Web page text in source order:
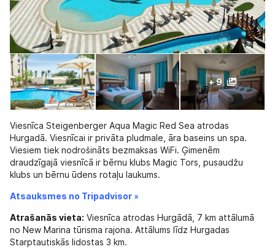
+ 9
Viesnīca Steigenberger Aqua Magic Red Sea atrodas
Hurgadā. Viesnīcai ir privāta pludmale, āra baseins un spa.
Viesiem tiek nodrošināts bezmaksas WiFi. Ģimenēm
draudzīgajā viesnīcā ir bērnu klubs Magic Tors, pusaudžu
klubs un bērnu ūdens rotaļu laukums.
Atsauksmes no Tripadvisor »
Atrašanās vieta: Viesnīca atrodas Hurgādā, 7 km attālumā
no New Marina tūrisma rajona. Attālums līdz Hurgadas
Starptautiskās lidostas 3 km.